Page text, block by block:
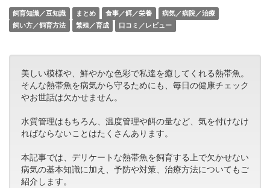
飼育知識／豆知識 まとめ 食事／餌／栄養
病気／病院／治療
飼い方／飼育方法
繁殖／育成 口コミ／レビュー
美しい模様や、鮮やかな色彩で私達を癒してくれる熱帯魚。
そんな熱帯魚を病気から守るためにも、毎日の健康チェック
やお世話は欠かせません。
水質管理はもちろん、温度管理や餌の量など、気を付けなけ
ればならないことはたくさんあります。
本記事では、デリケートな熱帯魚を飼育する上で欠かせない
病気の基本知識に加え、予防や対策、治療方法についてもご
紹介します。